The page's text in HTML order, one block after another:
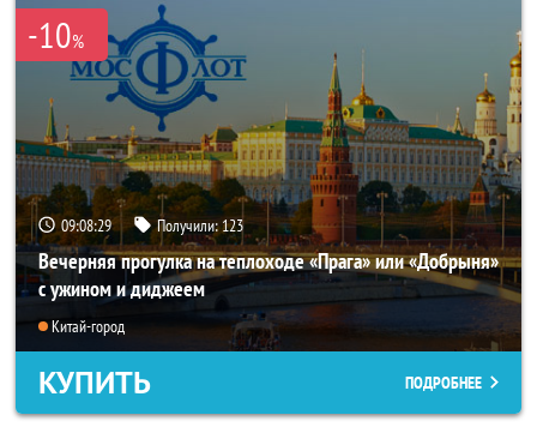
-10%
09:08:25 Получили:123
Вечерняя прогулка на теплоходе «Прага» или «Добрыня»
с ужином и диджеем
Китай-город
КУПИТЬ ПОДРОБНЕЕ